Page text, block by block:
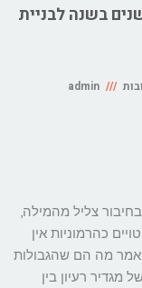
בשנה לבניית
admin
צליל מהמילה,
כהרמוניות אין
ואמר מה הם שהגבולות
מגדיר רעיון בין